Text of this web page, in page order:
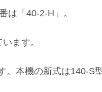
は「40-2-H」。
ます。
本機の新式は140-S型